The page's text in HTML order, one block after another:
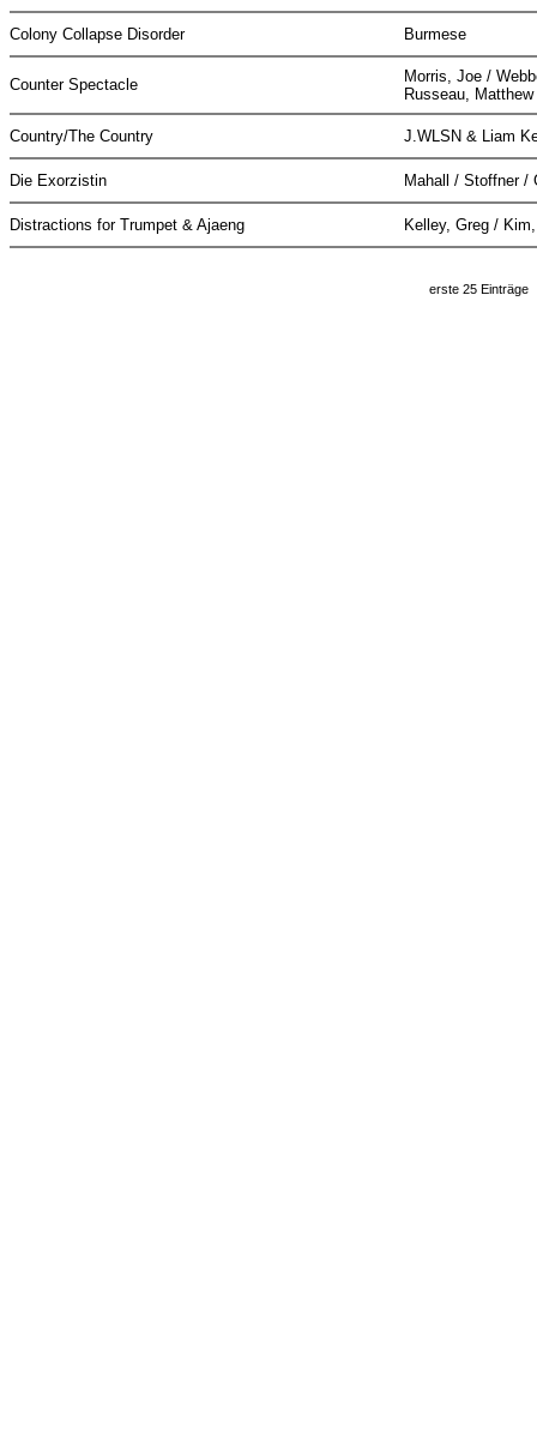
Colony Collapse Disorder Burmese
Counter Spectacle
Morris, Joe /
Russeau, Matthew
Country/The Country J.WLSN & Liam
Die Exorzistin Mahall / Stoffner /
Distractions for Trumpet & Ajaeng Kelley, Greg /
erste 25 Einträge